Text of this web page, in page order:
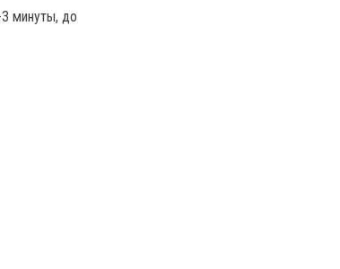
минуты, до